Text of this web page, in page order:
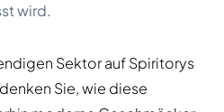
wird.
Sektor auf Spiritorys
Sie, wie diese